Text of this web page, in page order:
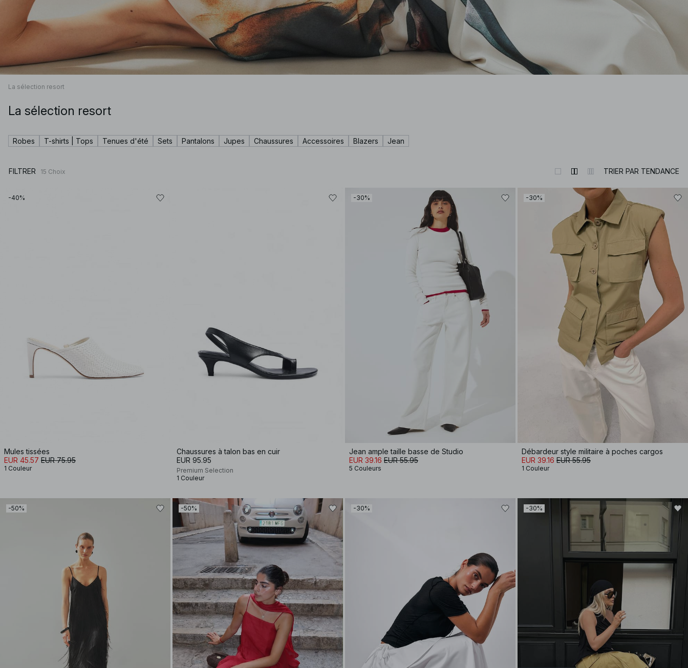
La sélection resort
La sélection resort
Robes T-shirts | Tops Tenues d'été Sets Pantalons Jupes Chaussures Accessoires Blazers Jean
FILTRER 15 Choix TRIER PAR TENDANCE
-40%
Mules tissées
EUR 45.57 EUR 75.95
1 Couleur
Chaussures à talon bas en cuir
EUR 95.95
Premium Selection
1 Couleur
-30%
Jean ample taille basse de Studio
EUR 39.16 EUR 55.95
5 Couleurs
-30%
Débardeur style militaire à poches cargos
EUR 39.16 EUR 55.95
1 Couleur
-50% -50% -30% -30%